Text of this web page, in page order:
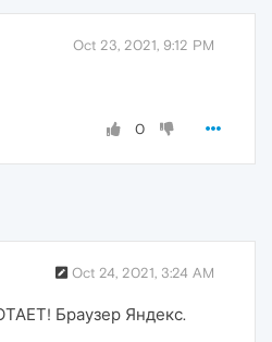
Oct 23, 2021, 9:12 PM
0
Oct 24, 2021, 3:24 AM
Браузер Яндекс.